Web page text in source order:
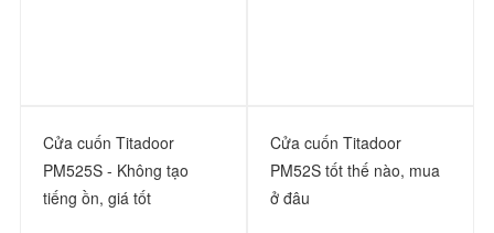
Cửa cuốn Titadoor
PM525S - Không tạo
tiếng ồn, giá tốt
Cửa cuốn Titadoor
PM52S tốt thế nào, mua
ở đâu